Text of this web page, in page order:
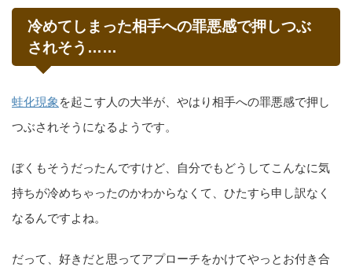
冷めてしまった相手への罪悪感で押しつぶ
されそう……
蛙化現象を起こす人の大半が、やはり相手への罪悪感で押し
つぶされそうになるようです。
ぼくもそうだったんですけど、自分でもどうしてこんなに気
持ちが冷めちゃったのかわからなくて、ひたすら申し訳なく
なるんですよね。
だって、好きだと思ってアプローチをかけてやっとお付き合